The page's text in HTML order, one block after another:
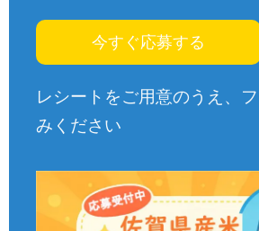
今すぐ応募する
レシートをご用意のうえ、
みください